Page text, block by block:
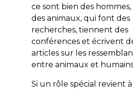
ce sont bien des
des animaux, qui font des
recherches, tiennent des
conférences et écrivent
articles sur les
entre animaux et
Si un rôle spécial revient à